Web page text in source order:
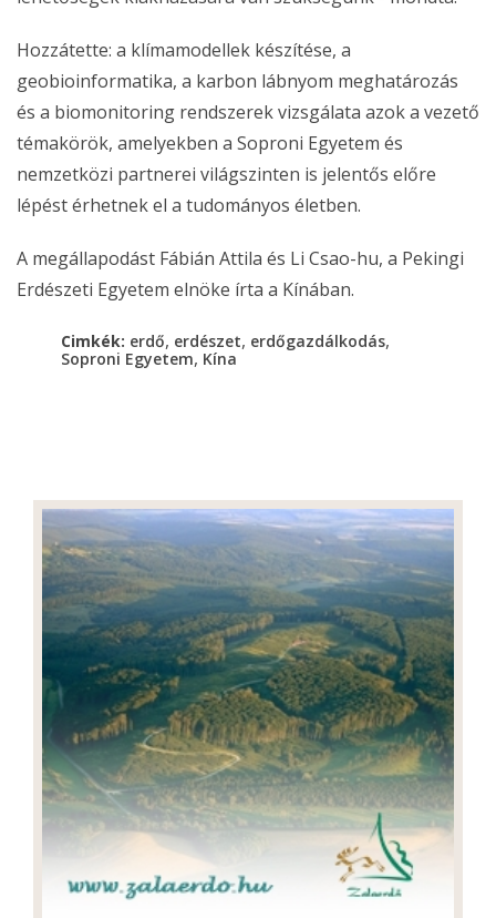
Hozzátette: a klímamodellek készítése, a
geobioinformatika, a karbon lábnyom meghatározás
és a biomonitoring rendszerek vizsgálata azok a vezető
témakörök, amelyekben a Soproni Egyetem és
nemzetközi partnerei világszinten is jelentős előre
lépést érhetnek el a tudományos életben.
A megállapodást Fábián Attila és Li Csao-hu, a Pekingi
Erdészeti Egyetem elnöke írta a Kínában.
Cimkék: erdő, erdészet, erdőgazdálkodás,
Soproni Egyetem, Kína